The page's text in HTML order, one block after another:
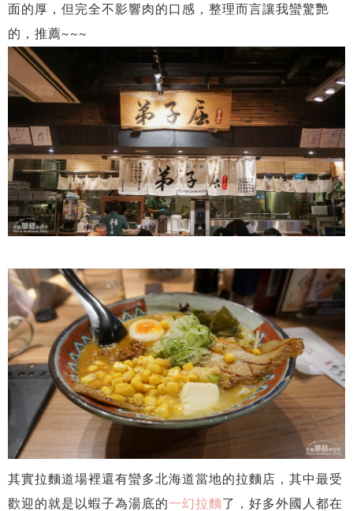
面的厚，但完全不影響肉的口感，整理而言讓我蠻驚艷
的，推薦~~~
其實拉麵道場裡還有蠻多北海道當地的拉麵店，其中最受
歡迎的就是以蝦子為湯底的一幻拉麵了，好多外國人都在